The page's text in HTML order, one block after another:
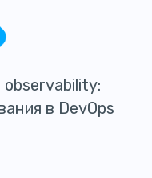
в DevOps